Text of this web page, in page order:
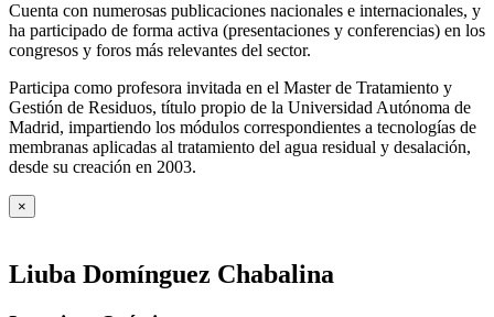
Cuenta con numerosas publicaciones nacionales e internacionales, y
ha participado de forma activa (presentaciones y conferencias) en los
congresos y foros más relevantes del sector.
Participa como profesora invitada en el Master de Tratamiento y
Gestión de Residuos, título propio de la Universidad Autónoma de
Madrid, impartiendo los módulos correspondientes a tecnologías de
membranas aplicadas al tratamiento del agua residual y desalación,
desde su creación en 2003.
×
Liuba Domínguez Chabalina